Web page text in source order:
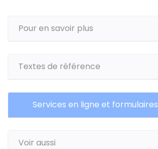
Pour en savoir plus
Textes de référence
Services en ligne et formulaires
Voir aussi